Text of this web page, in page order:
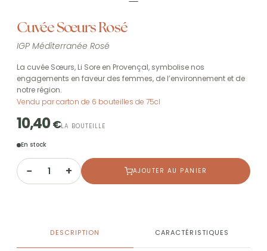
Cuvée Sœurs Rosé
IGP Méditerranée Rosé
10,40€LA BOUTEILLE
En stock
La cuvée Sœurs, Li Sore en Provençal, symbolise nos
engagements en faveur des femmes, de l’environnement et de
notre région.
Vendu par carton de 6 bouteilles de 75cl
− + AJOUTER AU PANIER
DESCRIPTION CARACTÉRISTIQUES